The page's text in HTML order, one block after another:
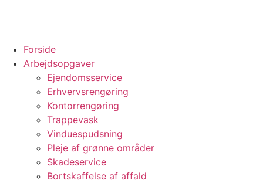
Forside
Arbejdsopgaver
Ejendomsservice
Erhvervsrengøring
Kontorrengøring
Trappevask
Vinduespudsning
Pleje af grønne områder
Skadeservice
Bortskaffelse af affald